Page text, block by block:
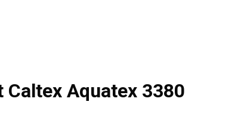
Caltex Aquatex 3380